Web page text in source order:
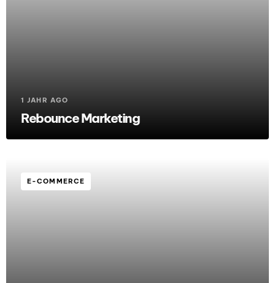
1 JAHR AGO
Rebounce Marketing
E-COMMERCE